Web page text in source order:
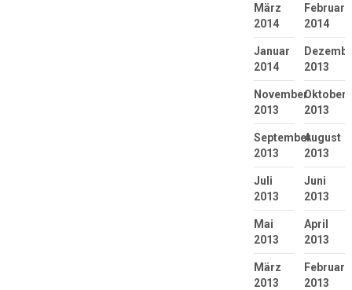
März
2014
Februar
2014
Januar
2014
2013
November
2013
Oktober
2013
September
2013
August
2013
Juli
2013
Juni
2013
Mai
2013
April
2013
März
2013
Februar
2013